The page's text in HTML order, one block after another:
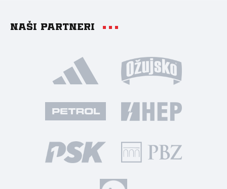
Naši partneri